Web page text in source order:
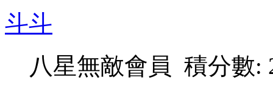
斗斗
八星無敵會員 積分數: